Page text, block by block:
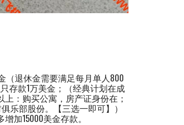
退休金需要满足每月单人800
存款1万美金；（经典计划在成
：购买公寓，房产证身份在；
乐部股份。【三选一即可】）
加15000美金存款。